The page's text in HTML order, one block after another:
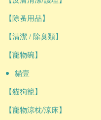
【除蚤用品】
【清潔 / 除臭類】
【寵物碗】
貓壹
【貓狗籠】
【寵物涼枕/涼床】